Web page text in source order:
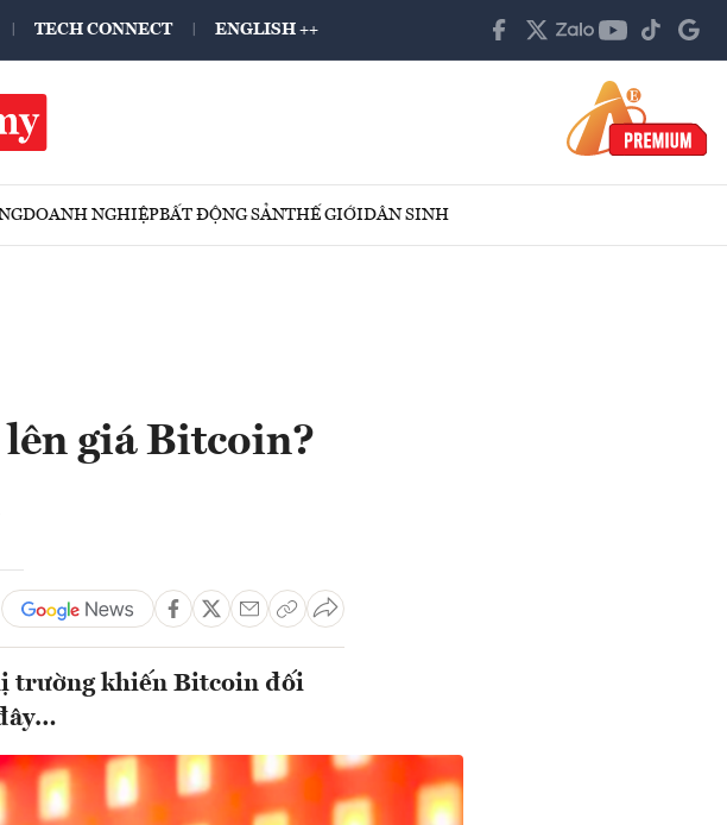
TECH CONNECT ENGLISH ++
DOANH NGHIỆPBẤT ĐỘNG SẢNTHẾ GIỚIDÂN SINH
giá Bitcoin?
trường khiến Bitcoin đối